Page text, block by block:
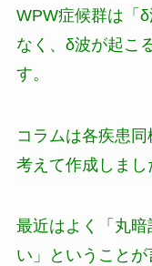
WPW症候群は「
なく、δ波が起こ
す。
コラムは各疾患
考えて作成しまし
最近はよく「丸
い」ということ